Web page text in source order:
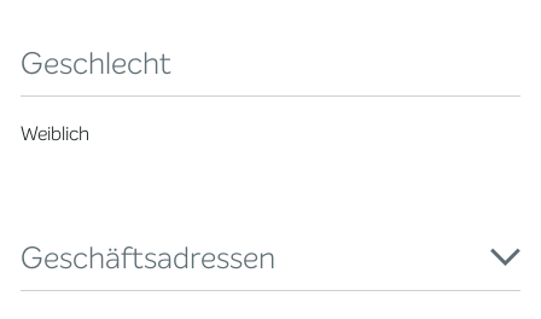
Geschlecht
Weiblich
Geschäftsadressen